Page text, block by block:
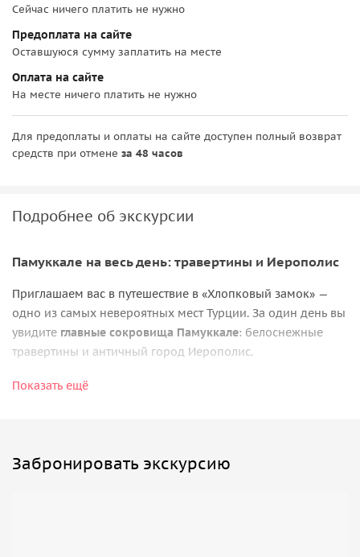
Сейчас ничего платить не нужно
Предоплата на сайте
Оставшуюся сумму заплатить на месте
Оплата на сайте
На месте ничего платить не нужно
Для предоплаты и оплаты на сайте доступен полный возврат
средств при отмене за 48 часов
Подробнее об экскурсии
Памуккале на весь день: травертины и Иерополис
Приглашаем вас в путешествие в «Хлопковый замок» —
одно из самых невероятных мест Турции. За один день вы
увидите главные сокровища Памуккале: белоснежные
травертины и античный город Иерополис.
Травертины Памуккале
кальцием и кристаллизуется, образуя
небесно-голубого оттенка
. Вы пройдёте босиком по
Показать ещё
Забронировать экскурсию